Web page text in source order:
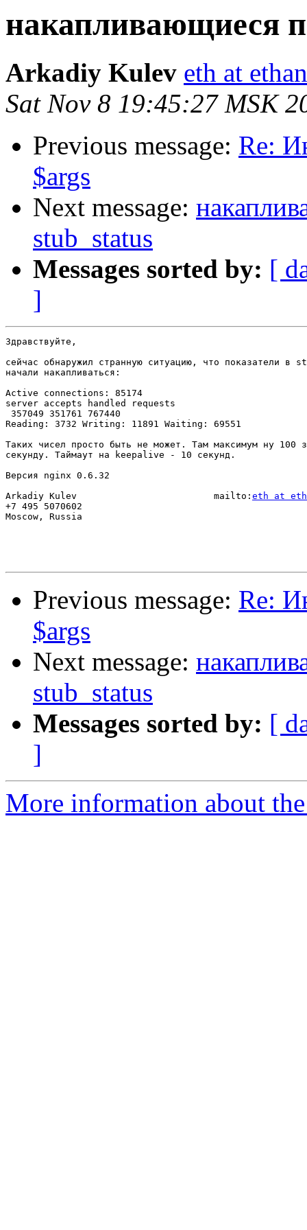
накапливающиеся
Arkadiy Kulev eth at
Sat Nov 8 19:45:27 MSK
Previous message: Re:
$args
Next message:
stub_status
Messages sorted by: [
]
Здравствуйте,
сейчас обнаружил странную ситуацию, что показатели в
начали накапливаться:
Active connections: 85174
server accepts handled requests
357049 351761 767440
Reading: 3732 Writing: 11891 Waiting: 69551
Таких чисел просто быть не может. Там максимум ну 100
секунду. Таймаут на keepalive - 10 секунд.
Версия nginx 0.6.32
Arkadiy Kulev                         mailto: eth at
+7 495 5070602
Moscow, Russia
Previous message: Re:
$args
Next message:
stub_status
Messages sorted by: [
]
More information about